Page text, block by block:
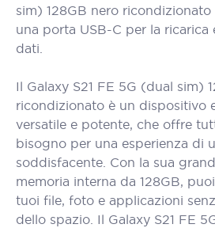
sim) 128GB nero
una porta USB-C per la
dati.
Il Galaxy S21 FE 5G (dual sim)
ricondizionato è un dispositivo
versatile e potente, che offre
bisogno per una esperienza di
soddisfacente. Con la sua
memoria interna da 128GB,
tuoi file, foto e applicazioni
dello spazio. Il Galaxy S21 FE